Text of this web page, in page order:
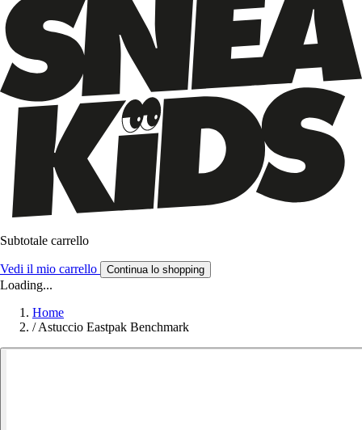
Subtotale carrello
Vedi il mio carrello Continua lo shopping
Loading...
Home
/ Astuccio Eastpak Benchmark